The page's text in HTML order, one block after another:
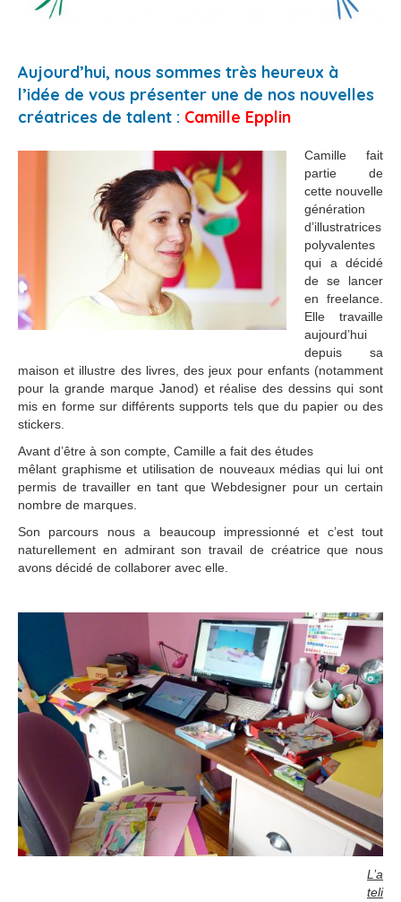
Aujourd’hui, nous sommes très heureux à
l’idée de vous présenter une de nos nouvelles
créatrices de talent : Camille Epplin
Camille fait
partie de
cette nouvelle
génération
d’illustratrices
polyvalentes
qui a décidé
de se lancer
en freelance.
Elle travaille
aujourd’hui
depuis sa
maison et illustre des livres, des jeux pour enfants (notamment
pour la grande marque Janod) et réalise des dessins qui sont
mis en forme sur différents supports tels que du papier ou des
stickers.
Avant d’être à son compte, Camille a fait des études
mêlant graphisme et utilisation de nouveaux médias qui lui ont
permis de travailler en tant que Webdesigner pour un certain
nombre de marques.
Son parcours nous a beaucoup impressionné et c’est tout
naturellement en admirant son travail de créatrice que nous
avons décidé de collaborer avec elle.
L’a
teli